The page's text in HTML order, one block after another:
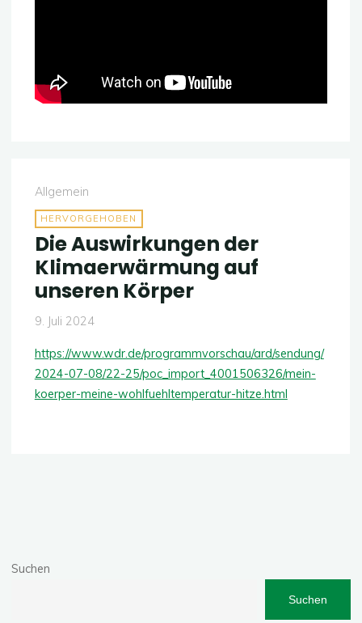
Allgemein
HERVORGEHOBEN
Die Auswirkungen der
Klimaerwärmung auf
unseren Körper
9. Juli 2024
https://www.wdr.de/programmvorschau/ard/sendung/
2024-07-08/22-25/poc_import_4001506326/mein-
koerper-meine-wohlfuehltemperatur-hitze.html
Suchen
Suchen